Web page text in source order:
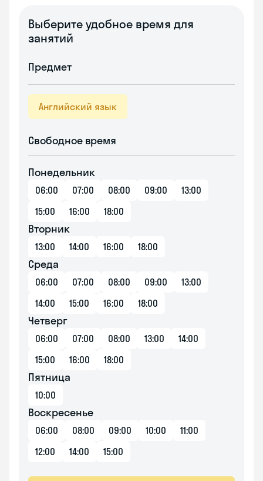
Выберите удобное время для
занятий
Предмет
Английский язык
Свободное время
Понедельник
06:00 07:00 08:00 09:00
13:00
15:00
16:00 18:00
Вторник
13:00 14:00 16:00 18:00
Среда
06:00 07:00 08:00 09:00
13:00
14:00
15:00 16:00 18:00
Четверг
06:00 07:00 08:00 13:00
14:00
15:00
16:00 18:00
Пятница
10:00
Воскресенье
06:00 08:00 09:00 10:00
11:00
12:00
14:00 15:00